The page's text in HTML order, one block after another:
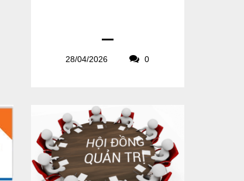
28/04/2026 0